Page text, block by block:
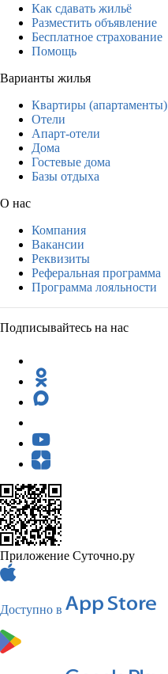
Как сдавать жильё
Разместить объявление
Бесплатное страхование
Помощь
Варианты жилья
Квартиры (апартаменты)
Отели
Апарт-отели
Дома
Гостевые дома
Базы отдыха
О нас
Компания
Вакансии
Реквизиты
Реферальная программа
Программа лояльности
Подписывайтесь на нас
Приложение Суточно.ру
Доступно в